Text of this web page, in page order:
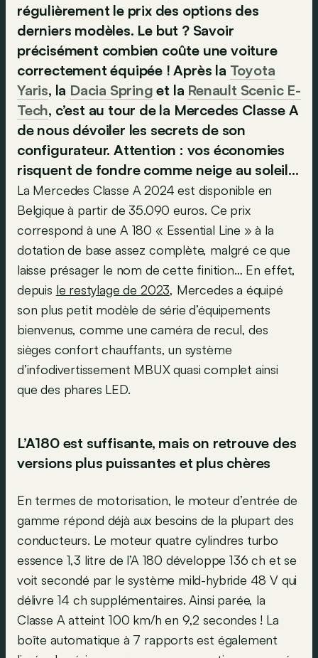
régulièrement le prix des options des
derniers modèles. Le but ? Savoir
précisément combien coûte une voiture
correctement équipée ! Après la Toyota
Yaris, la Dacia Spring et la Renault Scenic E-
Tech, c’est au tour de la Mercedes Classe A
de nous dévoiler les secrets de son
configurateur. Attention : vos économies
risquent de fondre comme neige au soleil…
La Mercedes Classe A 2024 est disponible en
Belgique à partir de 35.090 euros. Ce prix
correspond à une A 180 « Essential Line » à la
dotation de base assez complète, malgré ce que
laisse présager le nom de cette finition… En effet,
depuis le restylage de 2023, Mercedes a équipé
son plus petit modèle de série d’équipements
bienvenus, comme une caméra de recul, des
sièges confort chauffants, un système
d’infodivertissement MBUX quasi complet ainsi
que des phares LED.
L’A180 est suffisante, mais on retrouve des
versions plus puissantes et plus chères
En termes de motorisation, le moteur d’entrée de
gamme répond déjà aux besoins de la plupart des
conducteurs. Le moteur quatre cylindres turbo
essence 1,3 litre de l’A 180 développe 136 ch et se
voit secondé par le système mild-hybride 48 V qui
délivre 14 ch supplémentaires. Ainsi parée, la
Classe A atteint 100 km/h en 9,2 secondes ! La
boîte automatique à 7 rapports est également